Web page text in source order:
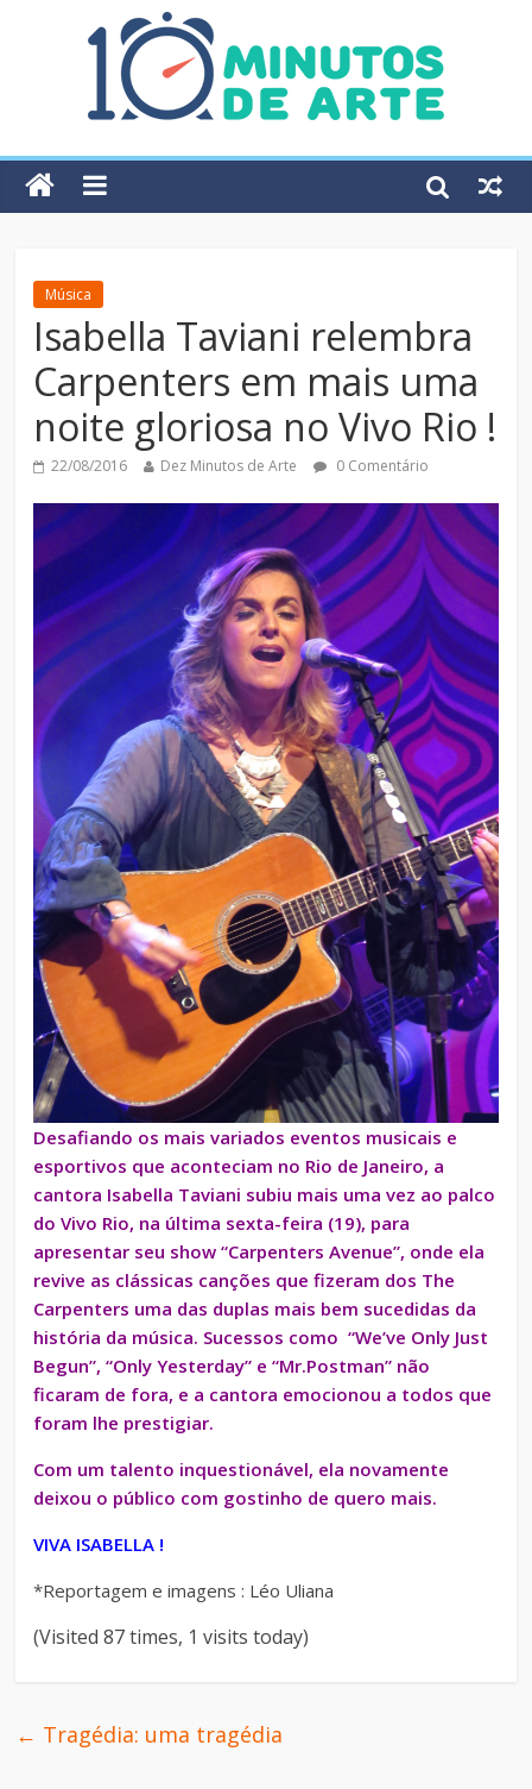
Música
Isabella Taviani relembra
Carpenters em mais uma
noite gloriosa no Vivo Rio !
22/08/2016 Dez Minutos de Arte 0 Comentário
Desafiando os mais variados eventos musicais e
esportivos que aconteciam no Rio de Janeiro, a
cantora Isabella Taviani subiu mais uma vez ao palco
do Vivo Rio, na última sexta-feira (19), para
apresentar seu show “Carpenters Avenue”, onde ela
revive as clássicas canções que fizeram dos The
Carpenters uma das duplas mais bem sucedidas da
história da música. Sucessos como “We’ve Only Just
Begun”, “Only Yesterday” e “Mr.Postman” não
ficaram de fora, e a cantora emocionou a todos que
foram lhe prestigiar.
Com um talento inquestionável, ela novamente
deixou o público com gostinho de quero mais.
VIVA ISABELLA !
*Reportagem e imagens : Léo Uliana
(Visited 87 times, 1 visits today)
← Tragédia: uma tragédia